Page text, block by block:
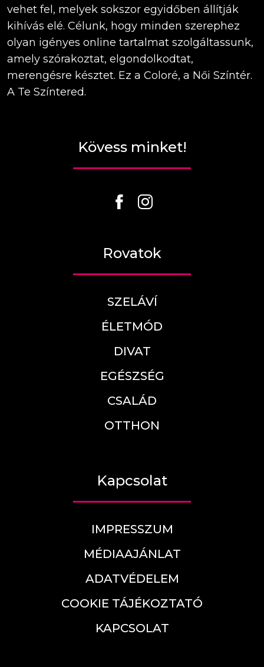
vehet fel, melyek sokszor egyidőben állítják
kihívás elé. Célunk, hogy minden szerephez
olyan igényes online tartalmat szolgáltassunk,
amely szórakoztat, elgondolkodtat,
merengésre késztet. Ez a Coloré, a Női Színtér.
A Te Színtered.
Kövess minket!
Rovatok
SZELÁVÍ
ÉLETMÓD
DIVAT
EGÉSZSÉG
CSALÁD
OTTHON
Kapcsolat
IMPRESSZUM
MÉDIAAJÁNLAT
ADATVÉDELEM
COOKIE TÁJÉKOZTATÓ
KAPCSOLAT